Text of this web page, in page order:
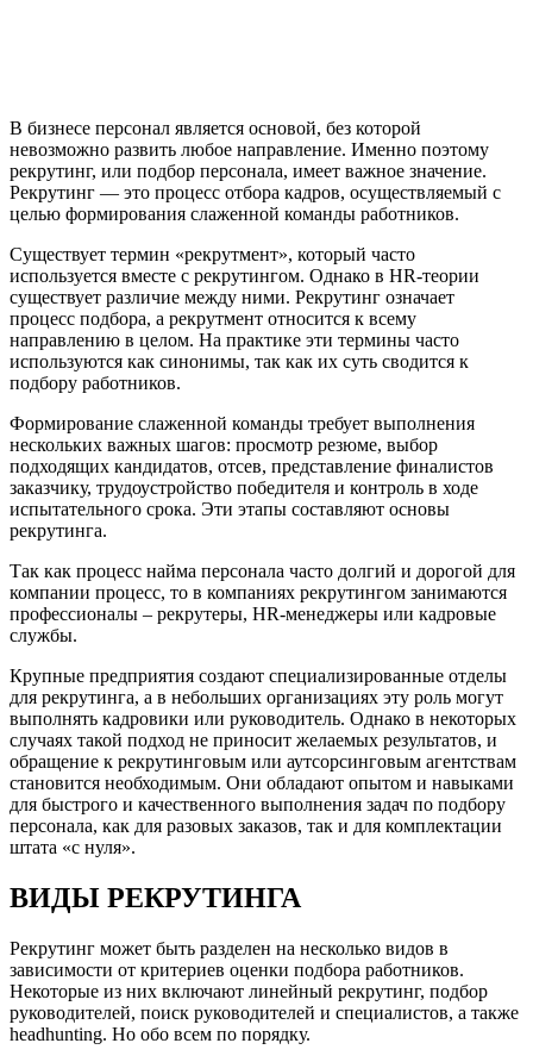
В бизнесе персонал является основой, без которой
невозможно развить любое направление. Именно поэтому
рекрутинг, или подбор персонала, имеет важное значение.
Рекрутинг — это процесс отбора кадров, осуществляемый с
целью формирования слаженной команды работников.
Существует термин «рекрутмент», который часто
используется вместе с рекрутингом. Однако в HR-теории
существует различие между ними. Рекрутинг означает
процесс подбора, а рекрутмент относится к всему
направлению в целом. На практике эти термины часто
используются как синонимы, так как их суть сводится к
подбору работников.
Формирование слаженной команды требует выполнения
нескольких важных шагов: просмотр резюме, выбор
подходящих кандидатов, отсев, представление финалистов
заказчику, трудоустройство победителя и контроль в ходе
испытательного срока. Эти этапы составляют основы
рекрутинга.
Так как процесс найма персонала часто долгий и дорогой для
компании процесс, то в компаниях рекрутингом занимаются
профессионалы – рекрутеры, HR-менеджеры или кадровые
службы.
Крупные предприятия создают специализированные отделы
для рекрутинга, а в небольших организациях эту роль могут
выполнять кадровики или руководитель. Однако в некоторых
случаях такой подход не приносит желаемых результатов, и
обращение к рекрутинговым или аутсорсинговым агентствам
становится необходимым. Они обладают опытом и навыками
для быстрого и качественного выполнения задач по подбору
персонала, как для разовых заказов, так и для комплектации
штата «с нуля».
ВИДЫ РЕКРУТИНГА
Рекрутинг может быть разделен на несколько видов в
зависимости от критериев оценки подбора работников.
Некоторые из них включают линейный рекрутинг, подбор
руководителей, поиск руководителей и специалистов, а также
headhunting. Но обо всем по порядку.